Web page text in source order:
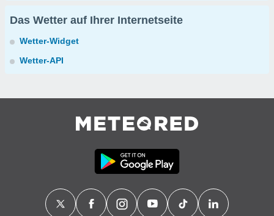
Das Wetter auf Ihrer Internetseite
Wetter-Widget
Wetter-API